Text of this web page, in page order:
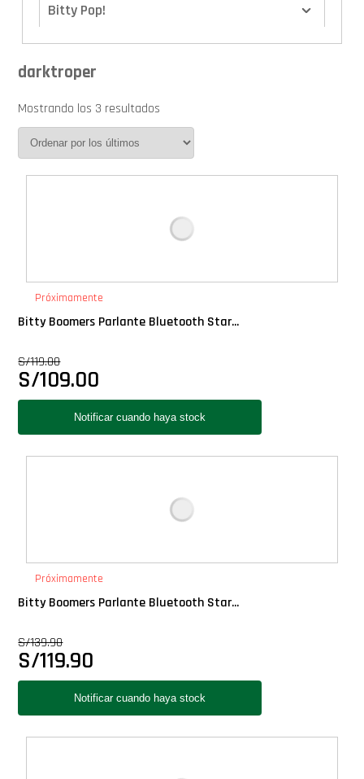
Bitty Pop!
Calendario de Adviento
Cover Pop!
Exclusivos
Gift Cards
Llaveros Pop
Moments
Plush
Pop Nook (Rincon)
Pop Regular
Pop Rides
darktroper
Mostrando los 3 resultados
Próximamente
Bitty Boomers Parlante Bluetooth Star...
S/119.00
S/109.00
Próximamente
Bitty Boomers Parlante Bluetooth Star...
S/139.90
S/119.90